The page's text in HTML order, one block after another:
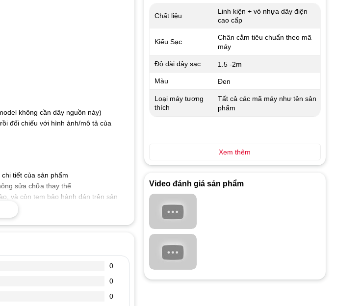
không cần dây nguồn này)
đối chiếu với hình ảnh/mô tả của
tiết của sản phẩm
sửa chữa thay thế
và còn tem bảo hành dán trên sản
tay của bạn yêu cầu, cấp nguồn
chập, cháy nổ, không gây ảnh
va đập, bảo vệ mạch điện bên trong
0
0
0
Chất liệu
Linh kiện + vỏ nhựa dây điện
cao cấp
Kiểu Sạc
Chân cắm tiêu chuẩn theo mã
máy
Độ dài dây sạc 1.5 -2m
Màu Đen
Loại máy tương
thích
Tất cả các mã máy như tên sản
phẩm
Xem thêm
Video đánh giá sản phẩm